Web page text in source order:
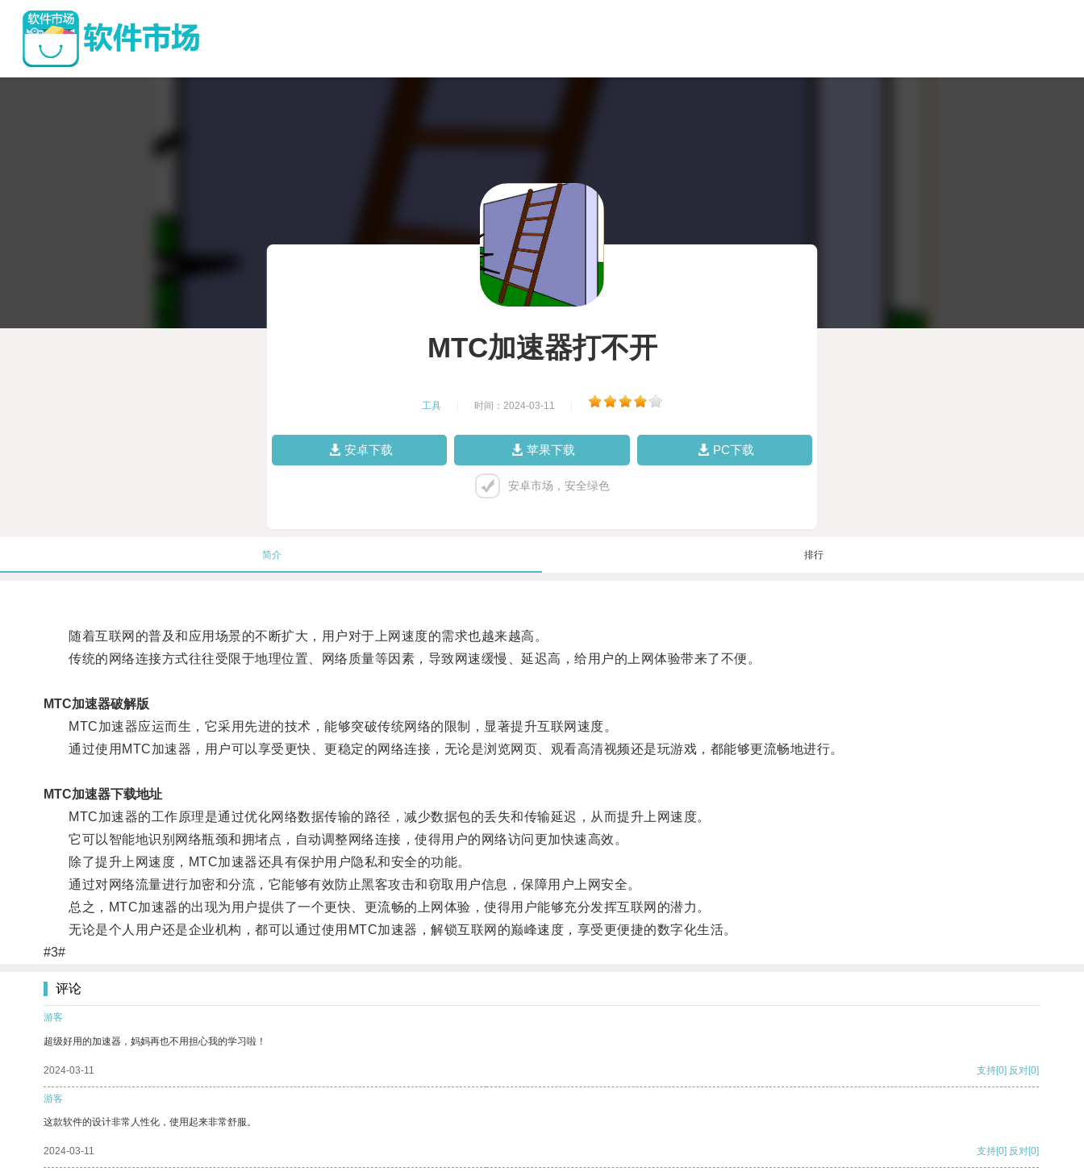
MTC加速器打不开
工具 时间：2024-03-11
安卓下载 苹果下载 PC下载
安卓市场，安全绿色
简介 排行
随着互联网的普及和应用场景的不断扩大，用户对于上网速度的需求也越来越高。
传统的网络连接方式往往受限于地理位置、网络质量等因素，导致网速缓慢、延迟高，给用户的上网体验带来了不便。
MTC加速器破解版
MTC加速器应运而生，它采用先进的技术，能够突破传统网络的限制，显著提升互联网速度。
通过使用MTC加速器，用户可以享受更快、更稳定的网络连接，无论是浏览网页、观看高清视频还是玩游戏，都能够更流畅地进行。
MTC加速器下载地址
MTC加速器的工作原理是通过优化网络数据传输的路径，减少数据包的丢失和传输延迟，从而提升上网速度。
它可以智能地识别网络瓶颈和拥堵点，自动调整网络连接，使得用户的网络访问更加快速高效。
除了提升上网速度，MTC加速器还具有保护用户隐私和安全的功能。
通过对网络流量进行加密和分流，它能够有效防止黑客攻击和窃取用户信息，保障用户上网安全。
总之，MTC加速器的出现为用户提供了一个更快、更流畅的上网体验，使得用户能够充分发挥互联网的潜力。
无论是个人用户还是企业机构，都可以通过使用MTC加速器，解锁互联网的巅峰速度，享受更便捷的数字化生活。
#3#
评论
游客
超级好用的加速器，妈妈再也不用担心我的学习啦！
2024-03-11 支持[0] 反对[0]
游客
这款软件的设计非常人性化，使用起来非常舒服。
2024-03-11 支持[0] 反对[0]